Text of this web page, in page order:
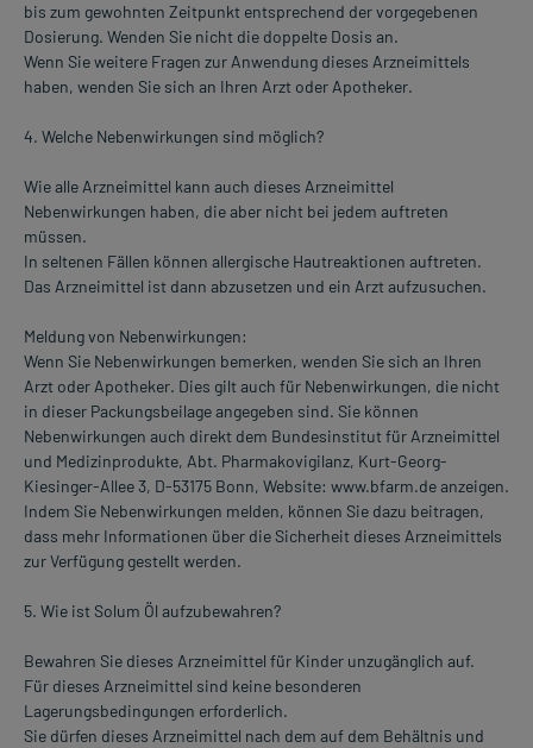
bis zum gewohnten Zeitpunkt entsprechend der vorgegebenen
Dosierung. Wenden Sie nicht die doppelte Dosis an.
Wenn Sie weitere Fragen zur Anwendung dieses Arzneimittels
haben, wenden Sie sich an Ihren Arzt oder Apotheker.
4. Welche Nebenwirkungen sind möglich?
Wie alle Arzneimittel kann auch dieses Arzneimittel
Nebenwirkungen haben, die aber nicht bei jedem auftreten
müssen.
In seltenen Fällen können allergische Hautreaktionen auftreten.
Das Arzneimittel ist dann abzusetzen und ein Arzt aufzusuchen.
Meldung von Nebenwirkungen:
Wenn Sie Nebenwirkungen bemerken, wenden Sie sich an Ihren
Arzt oder Apotheker. Dies gilt auch für Nebenwirkungen, die nicht
in dieser Packungsbeilage angegeben sind. Sie können
Nebenwirkungen auch direkt dem Bundesinstitut für Arzneimittel
und Medizinprodukte, Abt. Pharmakovigilanz, Kurt-Georg-
Kiesinger-Allee 3, D-53175 Bonn, Website: www.bfarm.de anzeigen.
Indem Sie Nebenwirkungen melden, können Sie dazu beitragen,
dass mehr Informationen über die Sicherheit dieses Arzneimittels
zur Verfügung gestellt werden.
5. Wie ist Solum Öl aufzubewahren?
Bewahren Sie dieses Arzneimittel für Kinder unzugänglich auf.
Für dieses Arzneimittel sind keine besonderen
Lagerungsbedingungen erforderlich.
Sie dürfen dieses Arzneimittel nach dem auf dem Behältnis und